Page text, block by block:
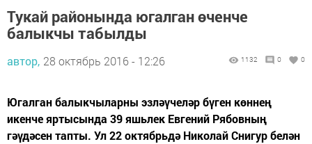
Тукай районында югалган өченче
балыкчы табылды
автор, 28 октябрь 2016 - 12:26 1132 0 0
Югалган балыкчыларны эзләүчеләр бүген көннең
икенче яртысында 39 яшьлек Евгений Рябовның
гәүдәсен тапты. Ул 22 октябрьдә Николай Снигур белән